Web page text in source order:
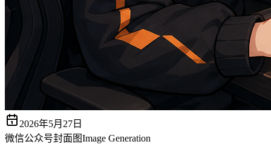
2026年5月27日
微信公众号封面图Image Generation